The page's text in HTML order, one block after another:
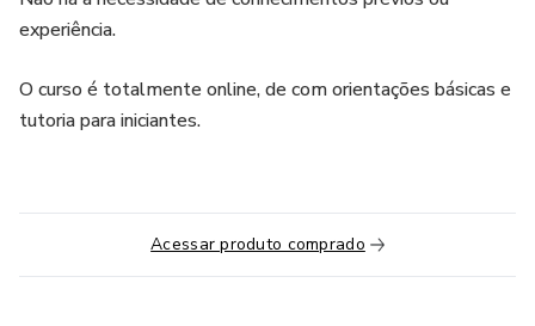
experiência.
O curso é totalmente online, de com orientações básicas e
tutoria para iniciantes.
Acessar produto comprado